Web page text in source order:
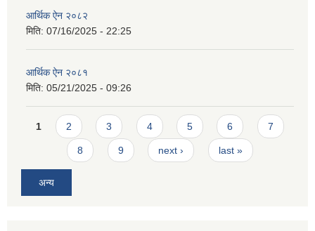
आर्थिक ऐन २०८२
मिति: 07/16/2025 - 22:25
आर्थिक ऐन २०८१
मिति: 05/21/2025 - 09:26
Pages
1 2 3 4 5 6 7
8 9 next › last »
अन्य